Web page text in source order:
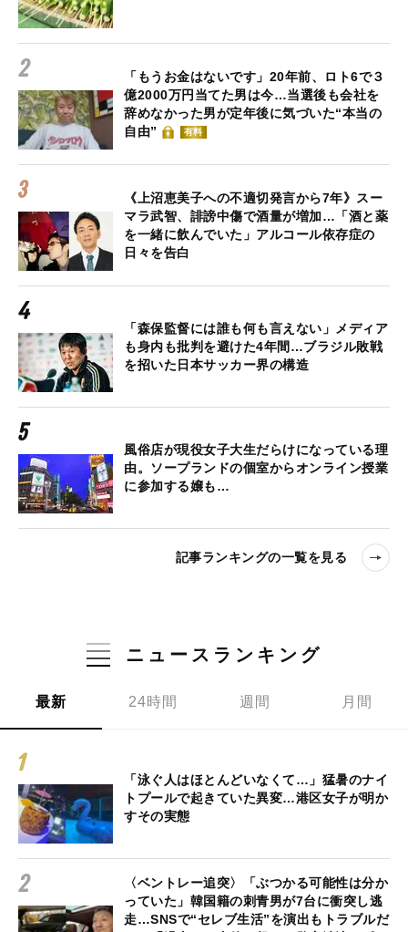
「もうお金はないです」20年前、ロト6で３
億2000万円当てた男は今…当選後も会社を
辞めなかった男が定年後に気づいた“本当の
自由”
有料
《上沼恵美子への不適切発言から7年》スー
マラ武智、誹謗中傷で酒量が増加…「酒と薬
を一緒に飲んでいた」アルコール依存症の
日々を告白
「森保監督には誰も何も言えない」メディア
も身内も批判を避けた4年間…ブラジル敗戦
を招いた日本サッカー界の構造
風俗店が現役女子大生だらけになっている理
由。ソープランドの個室からオンライン授業
に参加する嬢も…
記事ランキングの一覧を見る
ニュースランキング
最新 24時間 週間 月間
「泳ぐ人はほとんどいなくて…」猛暑のナイ
トプールで起きていた異変…港区女子が明か
すその実態
〈ベントレー追突〉「ぶつかる可能性は分か
っていた」韓国籍の刺青男が7台に衝突し逃
走…SNSで“セレブ生活”を演出もトラブルだ